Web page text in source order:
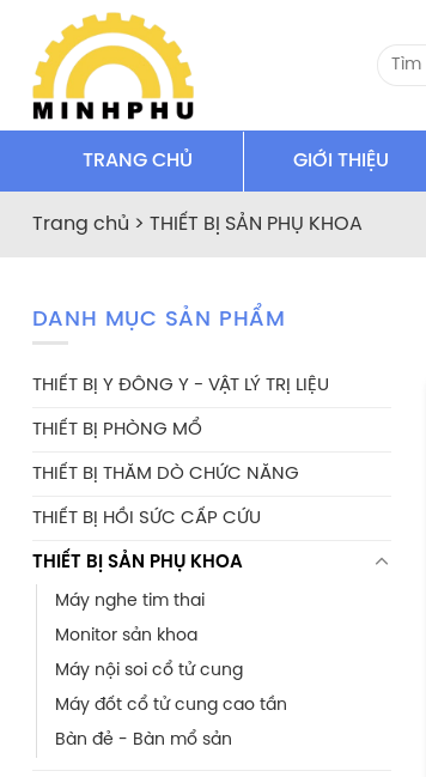
dung
Search
TRANG CHỦ GIỚI THIỆU
Trang chủ > THIẾT BỊ SẢN PHỤ KHOA
DANH MỤC SẢN PHẨM
THIẾT BỊ Y ĐÔNG Y - VẬT LÝ TRỊ LIỆU
THIẾT BỊ PHÒNG MỔ
THIẾT BỊ THĂM DÒ CHỨC NĂNG
THIẾT BỊ HỒI SỨC CẤP CỨU
THIẾT BỊ SẢN PHỤ KHOA
Máy nghe tim thai
Monitor sản khoa
Máy nội soi cổ tử cung
Máy đốt cổ tử cung cao tần
Bàn đẻ - Bàn mổ sản